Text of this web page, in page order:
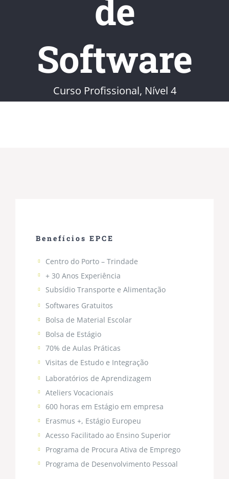
de
Software
Curso Profissional, Nível 4
Benefícios EPCE
Centro do Porto – Trindade
+ 30 Anos Experiência
Subsídio Transporte e Alimentação
Softwares Gratuitos
Bolsa de Material Escolar
Bolsa de Estágio
70% de Aulas Práticas
Visitas de Estudo e Integração
Laboratórios de Aprendizagem
Ateliers Vocacionais
600 horas em Estágio em empresa
Erasmus +, Estágio Europeu
Acesso Facilitado ao Ensino Superior
Programa de Procura Ativa de Emprego
Programa de Desenvolvimento Pessoal